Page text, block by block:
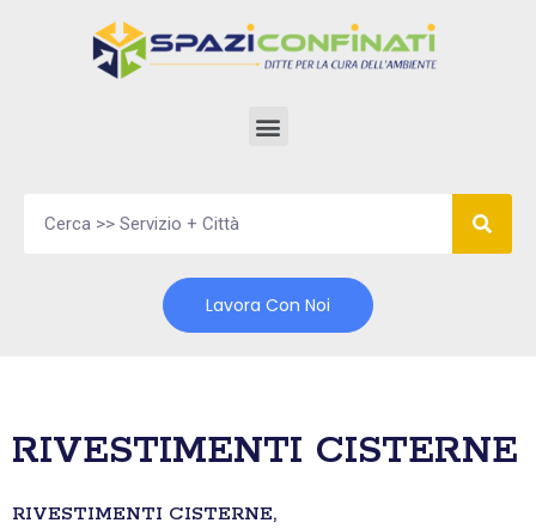
Lavora Con Noi
RIVESTIMENTI CISTERNE
RIVESTIMENTI CISTERNE,